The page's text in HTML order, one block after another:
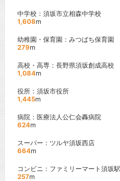
中学校：須坂市立相森中学校
1,608m
幼稚園・保育園：みつばち保育園
279m
高校・高専：長野県須坂創成高校
1,084m
役所：須坂市役所
1,445m
病院：医療法人公仁会轟病院
624m
スーパー：ツルヤ須坂西店
664m
コンビニ：ファミリーマート須坂
257m